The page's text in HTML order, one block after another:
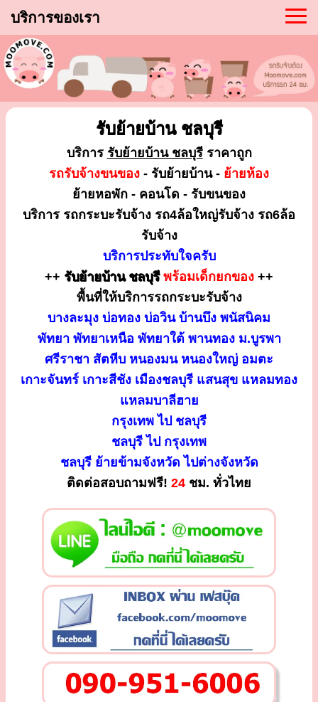
บริการของเรา
รับย้ายบ้าน ชลบุรี
บริการ รับย้ายบ้าน ชลบุรีราคาถูก
รถรับจ้างขนของ - รับย้ายบ้าน - ย้ายห้อง
ย้ายหอพัก - คอนโด - รับขนของ
บริการ รถกระบะรับจ้าง รถ4ล้อใหญ่รับจ้าง รถ6ล้อ
รับจ้าง
บริการประทับใจครับ
++ รับย้ายบ้าน ชลบุรี พร้อมเด็กยกของ ++
พื้นที่ให้บริการรถกระบะรับจ้าง
บางละมุง บ่อทอง บ่อวิน บ้านบึง พนัสนิคม
พัทยา พัทยาเหนือ พัทยาใต้ พานทอง ม.บูรพา
ศรีราชา สัตหีบ หนองมน หนองใหญ่ อมตะ
เกาะจันทร์ เกาะสีชัง เมืองชลบุรี แสนสุข แหลมทอง
แหลมบาลีฮาย
กรุงเทพ ไป ชลบุรี
ชลบุรี ไป กรุงเทพ
ชลบุรี ย้ายข้ามจังหวัด ไปต่างจังหวัด
ติดต่อสอบถามฟรี! 24 ชม. ทั่วไทย